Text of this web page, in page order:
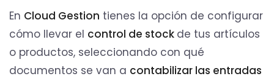
En Cloud Gestion tienes la opción de configurar
cómo llevar el control de stock de tus artículos
o productos, seleccionando con qué
documentos se van a contabilizar las entradas